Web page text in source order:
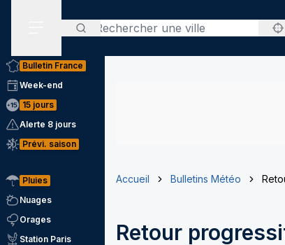
Rechercher
Bulletin France
Week-end
15 jours
Alerte 8 jours
Prévi. saison
Pluies
Nuages
Orages
Station Paris
Accueil Bulletins Météo
Retour